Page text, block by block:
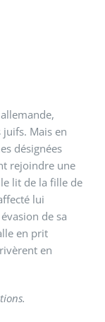
juifs. Mais en
désignées
rejoindre une
lit de la fille de
lui
de sa
en prit
en